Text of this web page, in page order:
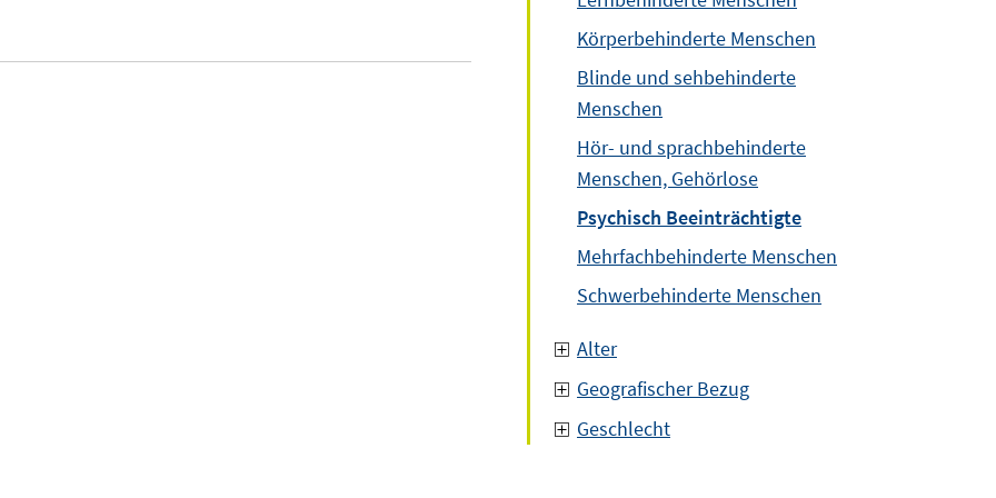
Körperbehinderte Menschen
Blinde und sehbehinderte
Menschen
Hör- und sprachbehinderte
Menschen, Gehörlose
Psychisch Beeinträchtigte
Mehrfachbehinderte Menschen
Schwerbehinderte Menschen
Alter
Geografischer Bezug
Geschlecht